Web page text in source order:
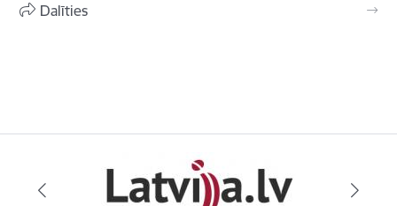
Dalīties